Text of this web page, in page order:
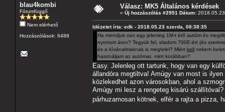
blau4kombi
Fórumfüggő
Nem elérhető
Hozzászólások: 6488
Válasz: MK5 Általános kérdések
« Új hozzászólás #2951 Dátum:
Idézetet írta: edk - 2018.05.23 szerda, 08:38:35
Ha mondjuk van egy jelenleg 1M-t érő autóm és
nyomott áron? Tegyük fel, eladom 700E-ért (és
és a kívánalmaknak is megfelel? Miért kell nekem
használjam az autómat, mint korábban?
Easy. Jelenleg ott tartunk, hogy van egy
állandóra megtiltva! Amúgy van most is
közlekedhet azon városokban, ahol a
Amúgy mi lesz a rengeteg kisárú
párhuzamosan kötnek, elfér a rajta a pizza,